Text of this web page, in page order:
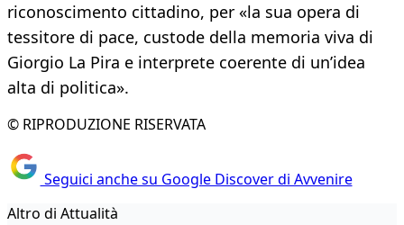
riconoscimento cittadino, per «la sua opera di
tessitore di pace, custode della memoria viva di
Giorgio La Pira e interprete coerente di un’idea
alta di politica».
© RIPRODUZIONE RISERVATA
Seguici anche su Google Discover di Avvenire
Altro di Attualità